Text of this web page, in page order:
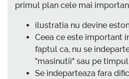
primul plan cele mai
ilustratia nu devine
Ceea ce este important
faptul ca, nu se
"masinutii" sau pe
Se indeparteaza fara